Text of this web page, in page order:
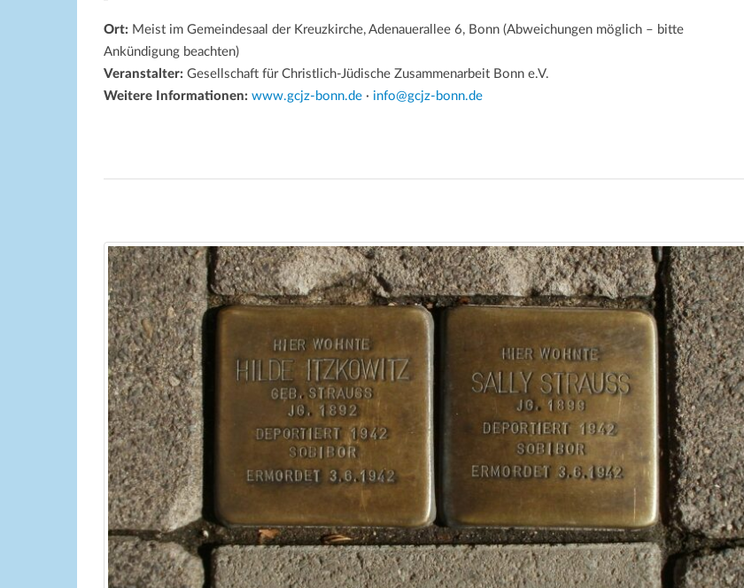
Ort: Meist im Gemeindesaal der Kreuzkirche, Adenauerallee 6, Bonn (Abweichungen möglich – bitte
Ankündigung beachten)
Veranstalter: Gesellschaft für Christlich-Jüdische Zusammenarbeit Bonn e.V.
Weitere Informationen: www.gcjz-bonn.de · info@gcjz-bonn.de